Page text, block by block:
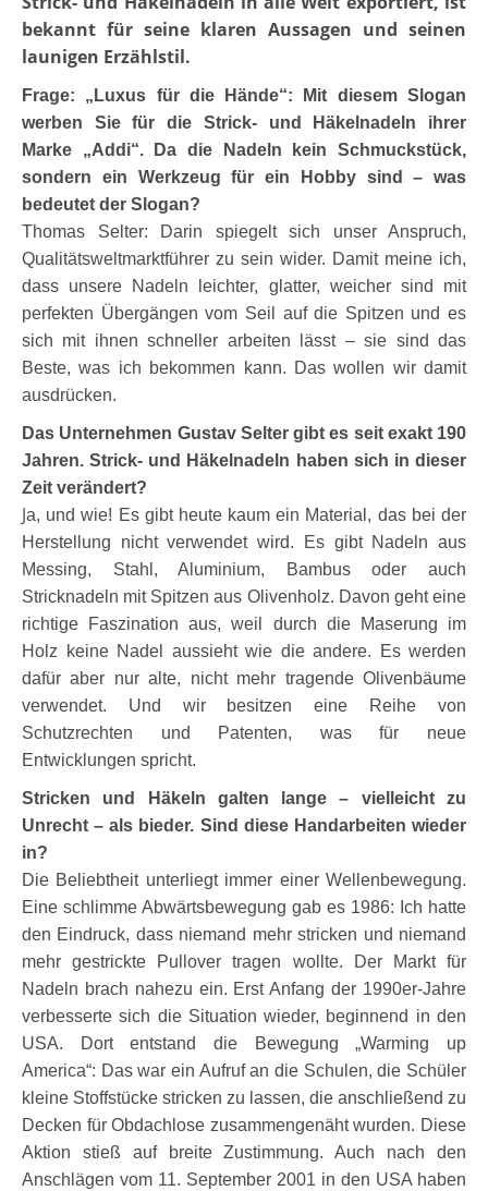
bekannt für seine klaren Aussagen und seinen
launigen Erzählstil.
Frage: „Luxus für die Hände“: Mit diesem Slogan
werben Sie für die Strick- und Häkelnadeln ihrer
Marke „Addi“. Da die Nadeln kein Schmuckstück,
sondern ein Werkzeug für ein Hobby sind – was
bedeutet der Slogan?
Thomas Selter: Darin spiegelt sich unser Anspruch,
Qualitätsweltmarktführer zu sein wider. Damit meine ich,
dass unsere Nadeln leichter, glatter, weicher sind mit
perfekten Übergängen vom Seil auf die Spitzen und es
sich mit ihnen schneller arbeiten lässt – sie sind das
Beste, was ich bekommen kann. Das wollen wir damit
ausdrücken.
Das Unternehmen Gustav Selter gibt es seit exakt 190
Jahren. Strick- und Häkelnadeln haben sich in dieser
Zeit verändert?
Ja, und wie! Es gibt heute kaum ein Material, das bei der
Herstellung nicht verwendet wird. Es gibt Nadeln aus
Messing, Stahl, Aluminium, Bambus oder auch
Stricknadeln mit Spitzen aus Olivenholz. Davon geht eine
richtige Faszination aus, weil durch die Maserung im
Holz keine Nadel aussieht wie die andere. Es werden
dafür aber nur alte, nicht mehr tragende Olivenbäume
verwendet. Und wir besitzen eine Reihe von
Schutzrechten und Patenten, was für neue
Entwicklungen spricht.
Stricken und Häkeln galten lange – vielleicht zu
Unrecht – als bieder. Sind diese Handarbeiten wieder
in?
Die Beliebtheit unterliegt immer einer Wellenbewegung.
Eine schlimme Abwärtsbewegung gab es 1986: Ich hatte
den Eindruck, dass niemand mehr stricken und niemand
mehr gestrickte Pullover tragen wollte. Der Markt für
Nadeln brach nahezu ein. Erst Anfang der 1990er-Jahre
verbesserte sich die Situation wieder, beginnend in den
USA. Dort entstand die Bewegung „Warming up
America“: Das war ein Aufruf an die Schulen, die Schüler
kleine Stoffstücke stricken zu lassen, die anschließend zu
Decken für Obdachlose zusammengenäht wurden. Diese
Aktion stieß auf breite Zustimmung. Auch nach den
Anschlägen vom 11. September 2001 in den USA haben